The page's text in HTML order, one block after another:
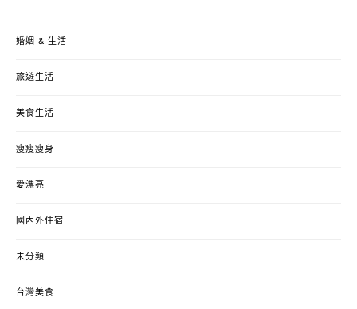
婚姻 & 生活
旅遊生活
美食生活
瘦瘦瘦身
愛漂亮
國內外住宿
未分類
台灣美食